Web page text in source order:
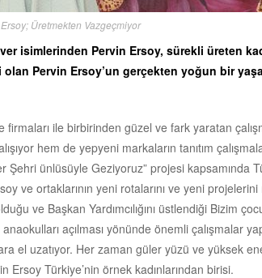
Üretmekten Vazgeçmiyor
isimlerinden Pervin Ersoy, sürekli üreten
Pervin Ersoy’un gerçekten yoğun bir
ile birbirinden güzel ve fark yaratan
hem de yepyeni markaların tanıtım
Şehri ünlüsüyle Geziyoruz” projesi kapsamında
ve ortaklarının yeni rotalarını ve yeni
ve Başkan Yardımcılığını üstlendiği Bizim
açılması yönünde önemli çalışmalar
el uzatıyor. Her zaman güler yüzü ve yüksek
Türkiye’nin örnek kadınlarından birisi.